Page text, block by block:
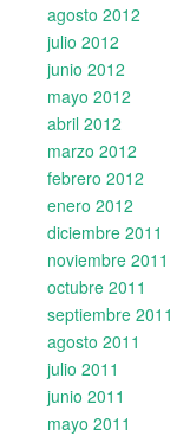
agosto 2012
julio 2012
junio 2012
mayo 2012
abril 2012
marzo 2012
febrero 2012
enero 2012
diciembre 2011
noviembre 2011
octubre 2011
septiembre 2011
agosto 2011
julio 2011
junio 2011
mayo 2011